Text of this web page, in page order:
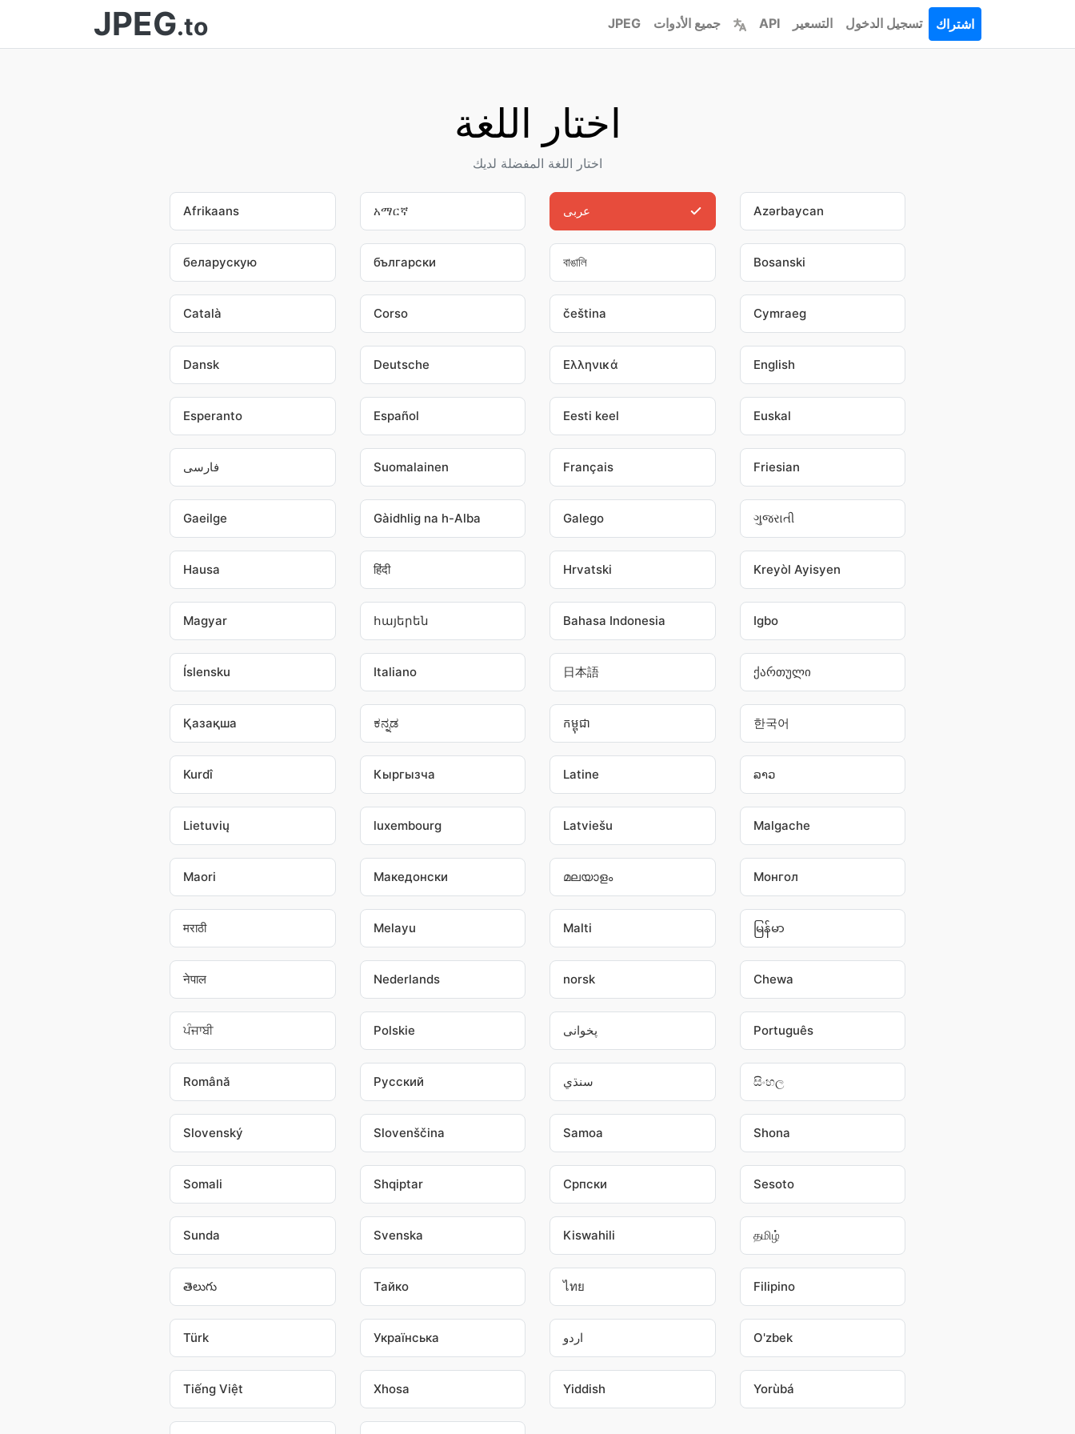
JPEG.to JPEG جميع الأدوات API التسعير تسجيل الدخول اشتراك
اختار اللغة
اختار اللغة المفضلة لديك
Afrikaans አማርኛ عربى Azərbaycan
беларускую български বাঙালি Bosanski
Català Corso čeština Cymraeg
Dansk Deutsche Ελληνικά English
Esperanto Español Eesti keel Euskal
فارسی Suomalainen Français Friesian
Gaeilge Gàidhlig na h-Alba Galego ગુજરાતી
Hausa हिंदी Hrvatski Kreyòl Ayisyen
Magyar հայերեն Bahasa Indonesia Igbo
Íslensku Italiano 日本語 ქართული
Қазақша ಕನ್ನಡ កម្ពុជា 한국어
Kurdî Кыргызча Latine ລາວ
Lietuvių luxembourg Latviešu Malgache
Maori Македонски മലയാളം Монгол
मराठी Melayu Malti မြန်မာ
नेपाल Nederlands norsk Chewa
ਪੰਜਾਬੀ Polskie پخوانی Português
Română Pусский سنڌي සිංහල
Slovenský Slovenščina Samoa Shona
Somali Shqiptar Српски Sesoto
Sunda Svenska Kiswahili தமிழ்
తెలుగు Тайко ไทย Filipino
Türk Українська اردو O'zbek
Tiếng Việt Xhosa Yiddish Yorùbá